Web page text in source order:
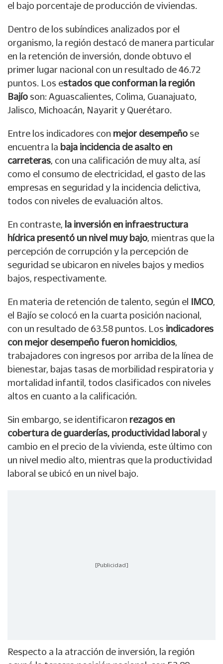
el bajo porcentaje de producción de viviendas.
Dentro de los subíndices analizados por el
organismo, la región destacó de manera particular
en la retención de inversión, donde obtuvo el
primer lugar nacional con un resultado de 46.72
puntos. Los estados que conforman la región
Bajío son: Aguascalientes, Colima, Guanajuato,
Jalisco, Michoacán, Nayarit y Querétaro.
Entre los indicadores con mejor desempeño se
encuentra la baja incidencia de asalto en
carreteras, con una calificación de muy alta, así
como el consumo de electricidad, el gasto de las
empresas en seguridad y la incidencia delictiva,
todos con niveles de evaluación altos.
En contraste, la inversión en infraestructura
hídrica presentó un nivel muy bajo, mientras que la
percepción de corrupción y la percepción de
seguridad se ubicaron en niveles bajos y medios
bajos, respectivamente.
En materia de retención de talento, según el IMCO,
el Bajío se colocó en la cuarta posición nacional,
con un resultado de 63.58 puntos. Los indicadores
con mejor desempeño fueron homicidios,
trabajadores con ingresos por arriba de la línea de
bienestar, bajas tasas de morbilidad respiratoria y
mortalidad infantil, todos clasificados con niveles
altos en cuanto a la calificación.
Sin embargo, se identificaron rezagos en
cobertura de guarderías, productividad laboral y
cambio en el precio de la vivienda, este último con
un nivel medio alto, mientras que la productividad
laboral se ubicó en un nivel bajo.
[Publicidad]
Respecto a la atracción de inversión, la región